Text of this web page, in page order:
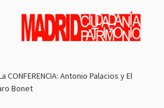
CONFERENCIA: Antonio Palacios y El
Bonet